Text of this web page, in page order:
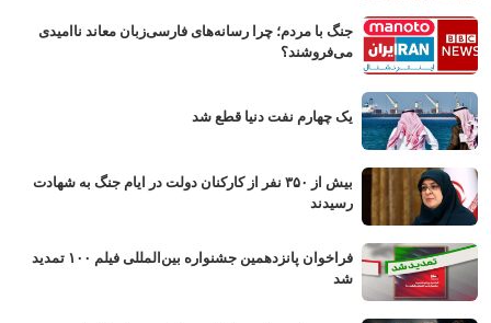
جنگ با مردم؛ چرا رسانه‌های فارسی‌زبان معاند ناامیدی
می‌فروشند؟
یک چهارم نفت دنیا قطع شد
بیش از ۳۵۰ نفر از کارکنان دولت در ایام جنگ به شهادت
رسیدند
فراخوان پانزدهمین جشنواره بین‌المللی فیلم ۱۰۰ تمدید
شد